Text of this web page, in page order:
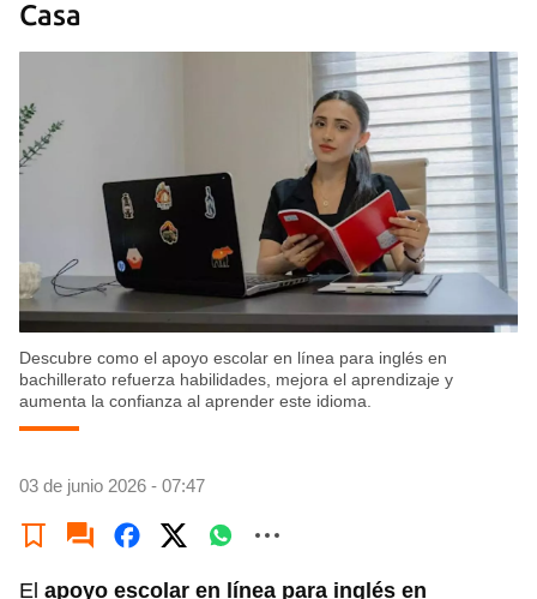
Casa
Descubre como el apoyo escolar en línea para inglés en
bachillerato refuerza habilidades, mejora el aprendizaje y
aumenta la confianza al aprender este idioma.
03 de junio 2026 - 07:47
El apoyo escolar en línea para inglés en